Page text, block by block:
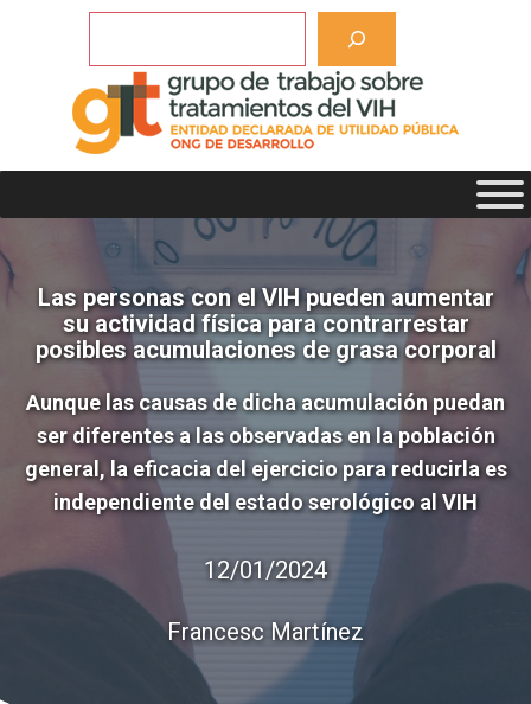
Las personas con el VIH pueden aumentar
su actividad física para contrarrestar
posibles acumulaciones de grasa corporal
Aunque las causas de dicha acumulación puedan
ser diferentes a las observadas en la población
general, la eficacia del ejercicio para reducirla es
independiente del estado serológico al VIH
12/01/2024
Francesc Martínez